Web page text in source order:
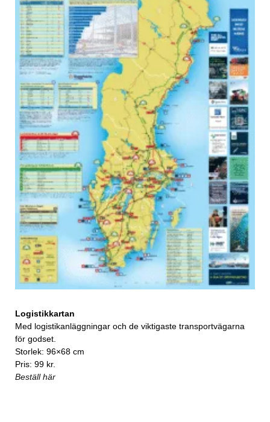
Logistikkartan
Med logistikanläggningar och de viktigaste transportvägarna
för godset.
Storlek: 96×68 cm
Pris: 99 kr.
Beställ här